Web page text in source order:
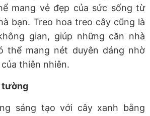
mang vẻ đẹp của sức sống từ
bạn. Treo hoa treo cây cũng là
gian, giúp những căn nhà
thể mang nét duyên dáng nhờ
thiên nhiên.
tường
sáng tạo với cây xanh bằng